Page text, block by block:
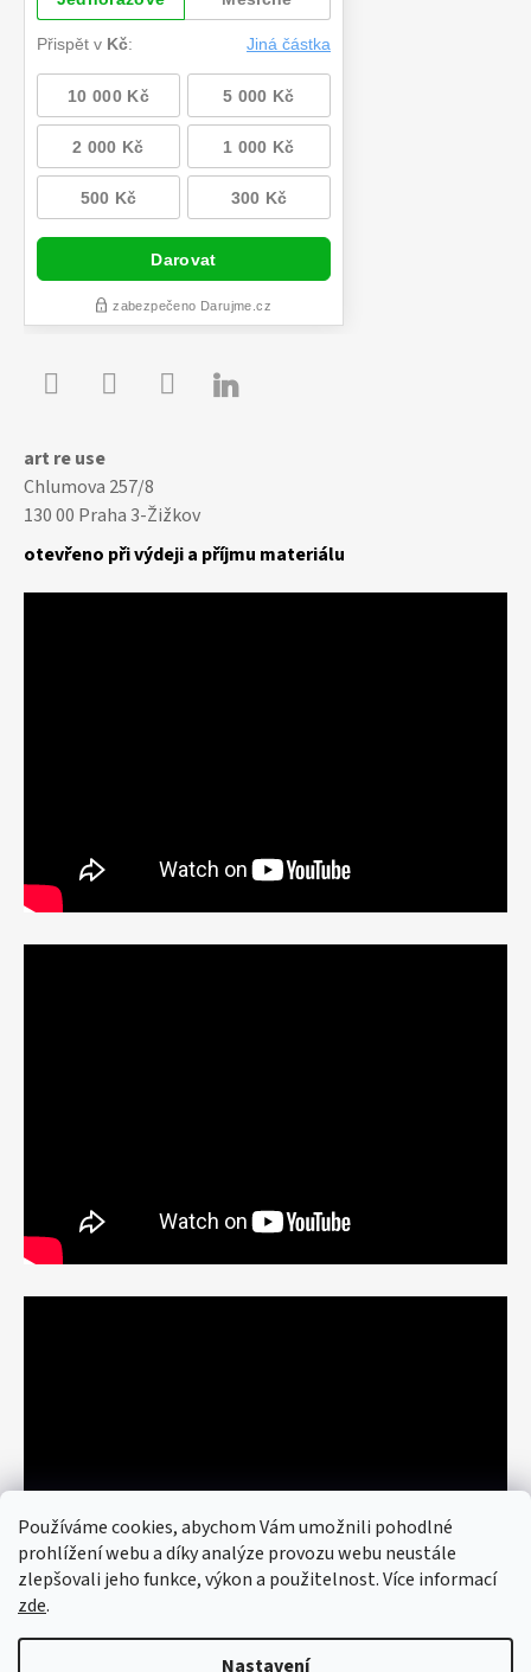
Používáme cookies, abychom Vám umožnili pohodlné
prohlížení webu a díky analýze provozu webu neustále
zlepšovali jeho funkce, výkon a použitelnost. Více informací
zde.
Nastavení

art re use
Chlumova 257/8
130 00 Praha 3-Žižkov
otevřeno při výdeji a příjmu materiálu